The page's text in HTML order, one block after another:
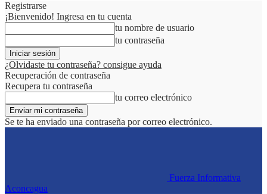
Registrarse
¡Bienvenido! Ingresa en tu cuenta
tu nombre de usuario
tu contraseña
¿Olvidaste tu contraseña? consigue ayuda
Recuperación de contraseña
Recupera tu contraseña
tu correo electrónico
Se te ha enviado una contraseña por correo electrónico.
Fuerza Informativa
Aconcagua